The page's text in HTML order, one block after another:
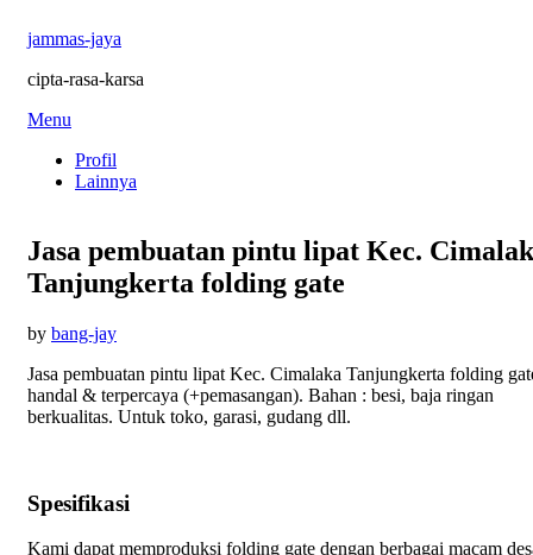
jammas-jaya
cipta-rasa-karsa
Skip
content
Menu
Profil
Lainnya
Jasa pembuatan pintu lipat Kec.
Tanjungkerta folding gate
by bang-jayPosted
Jasa pembuatan pintu lipat Kec. Cimalaka Tanjungkerta folding
handal & terpercaya (+pemasangan). Bahan : besi, baja ringan
berkualitas. Untuk toko, garasi, gudang dll.
Spesifikasi
Kami dapat memproduksi folding gate dengan berbagai macam